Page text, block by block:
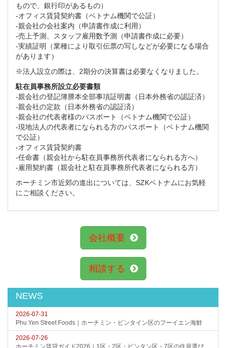
もので、銀行印があるもの）
-オフィス賃貸契約書（ベトナム機関で公証）
-親会社の会社案内（申請書作成に利用）
-売上予測、スタッフ雇用数予測（申請書作成に必要）
-実績証明（業種により取引伝票の写しなどが必要になる場合
があります）
※法人設立の際は、2期分の決算書は必要なくなりました。
駐在員事務所設立必要書類
-親会社の登記簿謄本全部事項証明書（日本外務省の認証済）
-親会社の定款（日本外務省の認証済）
-親会社の代表者様のパスポート（ベトナム機関で公証）
-現地法人の代表者になられる方のパスポート（ベトナム機関
で公証）
-オフィス賃貸契約書
-任命書（親会社から駐在員事務所代表者になられる方へ）
-雇用契約書（親会社と駐在員事務所代表者になられる方）
ホーチミン市近郊の進出については、SZKベトナムにお気軽
にご相談ください。
会社概要
相談する
NEWS
2026-07-31
Phu Yen Street Foods｜ホーチミン・ビンタイン区のフーイエン海鮮
2026-07-26
ホーチミン賃貸ガイド2026｜1区・2区・ビンタン区・7区の住居選び